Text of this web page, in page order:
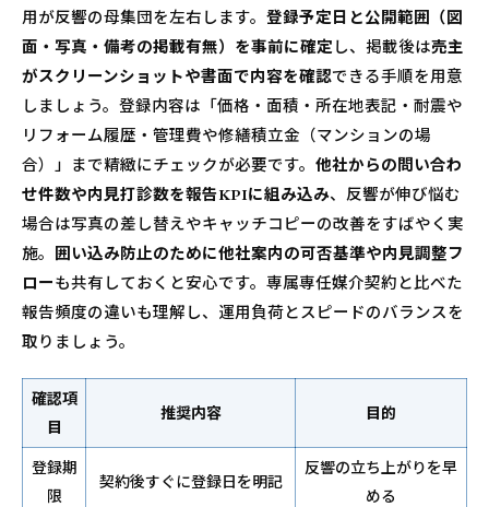
用が反響の母集団を左右します。 登録予定日と公開範囲（図
面・写真・備考の掲載有無）を事前に確定し、掲載後は売主
がスクリーンショットや書面で内容を確認できる手順を用意
しましょう。登録内容は「価格・面積・所在地表記・耐震や
リフォーム履歴・管理費や修繕積立金（マンションの場
合）」まで精緻にチェックが必要です。 他社からの問い合わ
せ件数や内見打診数を報告KPIに組み込み、反響が伸び悩む
場合は写真の差し替えやキャッチコピーの改善をすばやく実
施。 囲い込み防止のために他社案内の可否基準や内見調整フ
ローも共有しておくと安心です。専属専任媒介契約と比べた
報告頻度の違いも理解し、運用負荷とスピードのバランスを
取りましょう。
確認項
目
推奨内容 目的
登録期
限
契約後すぐに登録日を明記
反響の立ち上がりを早
める